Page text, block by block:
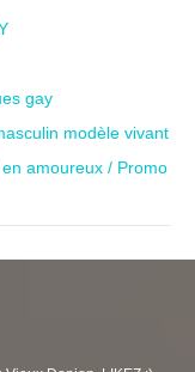
gay
modèle vivant
amoureux / Promo